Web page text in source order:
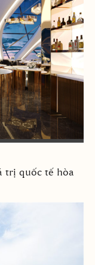
trị quốc tế hòa